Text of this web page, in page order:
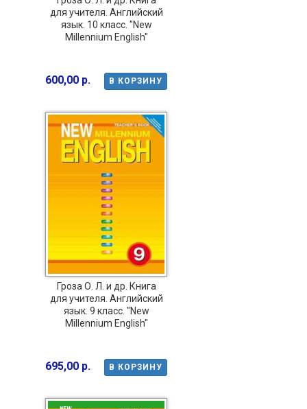
для учителя. Английский
язык. 10 класс. "New
Millennium English"
В КОРЗИНУ
600,00 р.
Гроза О. Л. и др. Книга
для учителя. Английский
язык. 9 класс. "New
Millennium English"
В КОРЗИНУ
695,00 р.